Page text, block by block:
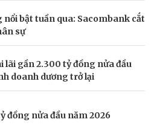
bật tuần qua: Sacombank cắt
sự
lãi gần 2.300 tỷ đồng nửa đầu
doanh dương trở lại
đồng nửa đầu năm 2026